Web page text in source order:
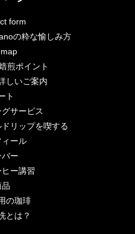
form
の粋な愉しみ方
煎ポイント
しいご案内
ト
サービス
ドリップを喫する
ィール
バー
ー講習
の珈琲
とは？